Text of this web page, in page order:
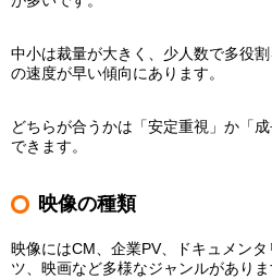
中小は裁量が大きく、少人数で多役
の速度が早い傾向にあります。
どちらが合うかは「安定重視」か「
できます。
映像の種類
映像にはCM、企業PV、ドキュメン
ツ、映画など多様なジャンルがありま